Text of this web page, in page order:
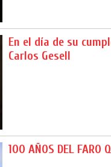
En el día de su
Carlos Gesell
100 AÑOS DEL FARO